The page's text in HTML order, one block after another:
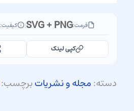
فرمت:SVG + PNG
| کیفیت:
کپی لینک
دسته:مجله و نشریاتبرچسب: